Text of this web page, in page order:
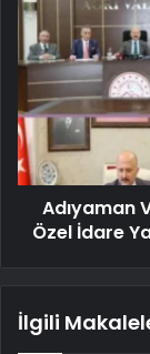
Adıyaman
Özel İdare
İlgili